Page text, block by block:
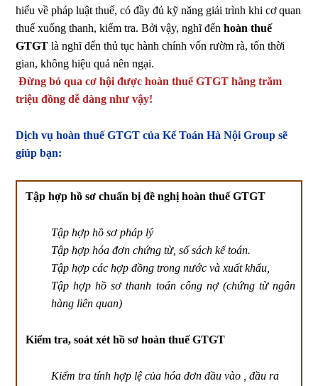
hiểu về pháp luật thuế, có đầy đủ kỹ năng giải trình khi cơ quan
thuế xuống thanh, kiểm tra. Bởi vậy, nghĩ đếnhoàn thuế
GTGTlà nghĩ đến thủ tục hành chính vốn rườm rà, tốn thời
gian, không hiệu quả nên ngại.
Đừng bỏ qua cơ hội được hoàn thuế GTGT hằng trăm
triệu đồng dễ dàng như vậy!
Dịch vụ hoàn thuế GTGT của Kế Toán Hà Nội Group sẽ
giúp bạn:
Tập hợp hồ sơ chuẩn bị đề nghị hoàn thuế GTGT
Tập hợp hồ sơ pháp lý
Tập hợp hóa đơn chứng từ, sổ sách kế toán.
Tập hợp các hợp đồng trong nước và xuất khẩu,
Tập hợp hồ sơ thanh toán công nợ (chứng từ ngân
hàng liên quan)
Kiểm tra, soát xét hồ sơ hoàn thuế GTGT
Kiểm tra tính hợp lệ của hóa đơn đầu vào , đầu ra